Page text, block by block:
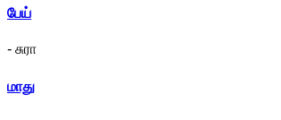
பேய்
- சுரா
மாது